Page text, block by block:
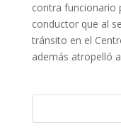
contra funcionario
conductor que al
tránsito en el
además atropelló